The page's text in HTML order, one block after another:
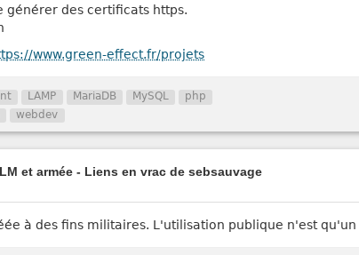
générer des certificats https.
www.green-effect.fr/projets
LAMP MariaDB MySQL
php
webdev
et armée - Liens en vrac de sebsauvage
à des fins militaires. L'utilisation publique n'est